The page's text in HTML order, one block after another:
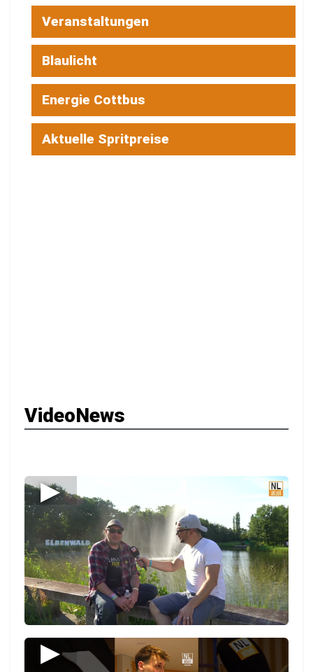
Veranstaltungen
Blaulicht
Energie Cottbus
Aktuelle Spritpreise
VideoNews
▶
▶